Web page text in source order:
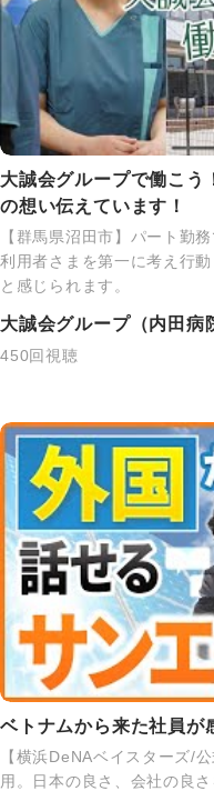
大誠会グループで働こう
の想い伝えています！
【群馬県沼田市】パート勤
利用者さまを第一に考え行
と感じられます。
大誠会グループ（内田病
450回視聴
ベトナムから来た社員が
【横浜DeNAベイスターズ/
用。日本の良さ、会社の良